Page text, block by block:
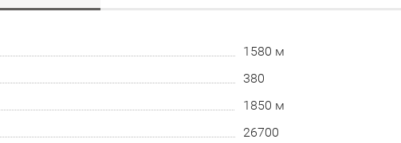
1580 м
380
1850 м
26700